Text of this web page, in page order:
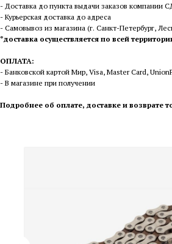
- Доставка до пункта выдачи заказов компании
- Курьерская доставка до адреса
- Самовывоз из магазина (г. Санкт-Петербург,
*доставка осуществляется по всей
ОПЛАТА:
- Банковской картой Мир, Visa, Master Card,
- В магазине при получении
Подробнее об оплате, доставке и возврате